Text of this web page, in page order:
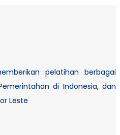
pelatihan berbagai
di Indonesia, dan
Leste